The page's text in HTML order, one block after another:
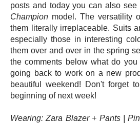
posts and today you can also
Champion model. The versatility
them literally irreplaceable. Suits
especially those in interesting
them over and over in the spring
the comments below what do
going back to work on a new
beautiful weekend! Don't forget
beginning of next week!
Wearing: Zara Blazer + Pants |